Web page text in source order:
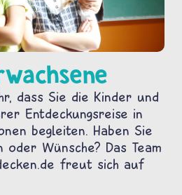
dass Sie die Kinder und
Entdeckungsreise in
begleiten. Haben Sie
oder Wünsche? Das Team
freut sich auf